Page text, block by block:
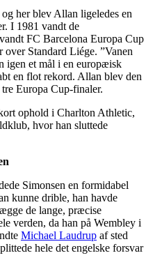
her blev Allan ligeledes en
I 1981 vandt de
FC Barcelona Europa Cup
Standard Liége. ”Vanen
igen et mål i en europæisk
en flot rekord. Allan blev den
Europa Cup-finaler.
ophold i Charlton Athletic,
hvor han sluttede
Simonsen en formidabel
kunne drible, han havde
de lange, præcise
verden, da han på Wembley i
Michael Laudrup af sted
hele det engelske forsvar